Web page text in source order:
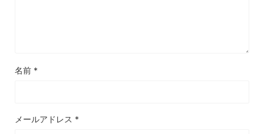
名前 *
メールアドレス *